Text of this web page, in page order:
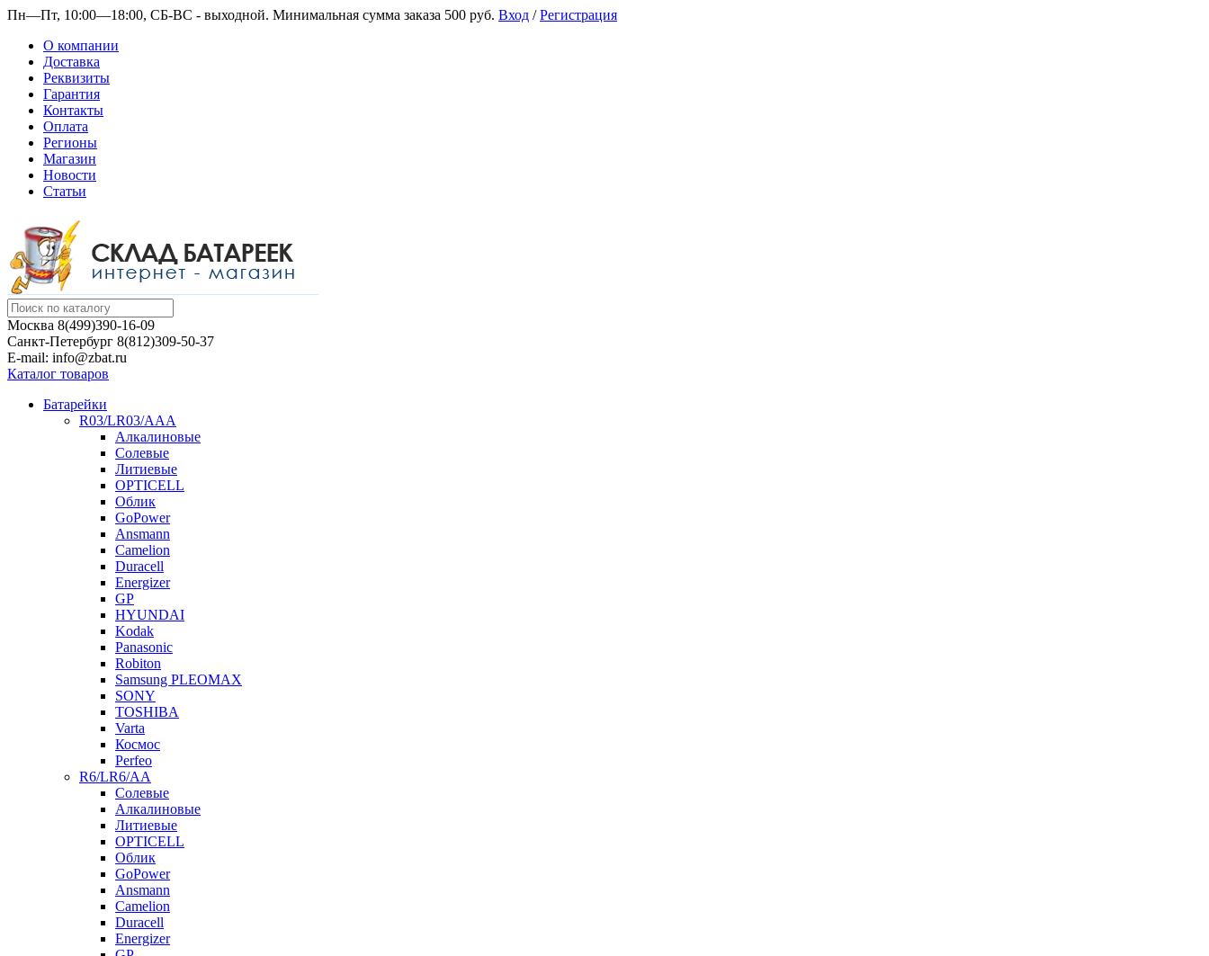
Пн—Пт, 10:00—18:00, СБ-ВС - выходной. Минимальная сумма заказа 500 руб. Вход /Регистрация
О компании
Доставка
Реквизиты
Гарантия
Контакты
Оплата
Регионы
Магазин
Новости
Статьи
Москва 8(499)390-16-09
Санкт-Петербург 8(812)309-50-37
E-mail: info@zbat.ru
Каталог товаров
Батарейки
R03/LR03/AAA
Алкалиновые
Солевые
Литиевые
OPTICELL
Облик
GoPower
Ansmann
Camelion
Duracell
Energizer
GP
HYUNDAI
Kodak
Panasonic
Robiton
Samsung PLEOMAX
SONY
TOSHIBA
Varta
Космос
Perfeo
R6/LR6/AA
Солевые
Алкалиновые
Литиевые
OPTICELL
Облик
GoPower
Ansmann
Camelion
Duracell
Energizer